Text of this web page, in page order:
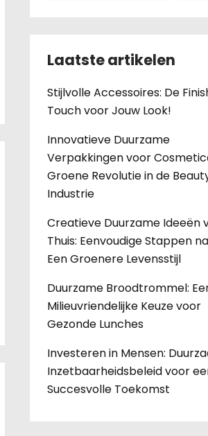
Laatste artikelen
Stijlvolle Accessoires: De
Touch voor Jouw Look!
Innovatieve Duurzame
Verpakkingen voor
Groene Revolutie in de
Industrie
Creatieve Duurzame Ideeën
Thuis: Eenvoudige Stappen
Een Groenere Levensstijl
Duurzame Broodtrommel:
Milieuvriendelijke Keuze voor
Gezonde Lunches
Investeren in Mensen:
Inzetbaarheidsbeleid voor
Succesvolle Toekomst